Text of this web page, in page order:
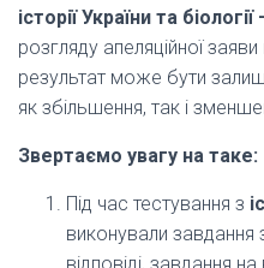
історії України та
розгляду апеляційної
результат може бути
як збільшення, так і
Звертаємо увагу на таке:
Під час тестування з
виконували
відповіді, завдання